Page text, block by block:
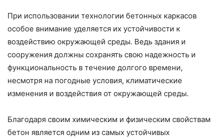
При использовании технологии бетонных каркасов
особое внимание уделяется их устойчивости к
воздействию окружающей среды. Ведь здания и
сооружения должны сохранять свою надежность и
функциональность в течение долгого времени,
несмотря на погодные условия, климатические
изменения и воздействия от окружающей среды.
Благодаря своим химическим и физическим свойствам
бетон является одним из самых устойчивых